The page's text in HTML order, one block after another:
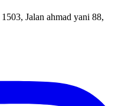
Jalan ahmad yani 88,